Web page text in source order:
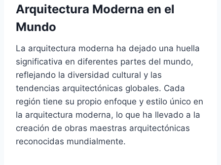
Arquitectura Moderna en el
Mundo
La arquitectura moderna ha dejado una huella
significativa en diferentes partes del mundo,
reflejando la diversidad cultural y las
tendencias arquitectónicas globales. Cada
región tiene su propio enfoque y estilo único en
la arquitectura moderna, lo que ha llevado a la
creación de obras maestras arquitectónicas
reconocidas mundialmente.